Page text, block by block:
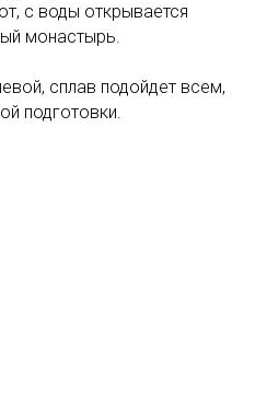
с воды открывается
монастырь.
сплав подойдет всем,
подготовки.